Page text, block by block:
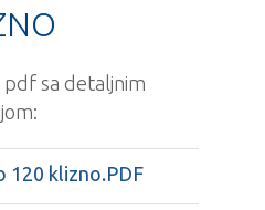
sa detaljnim
120 klizno.PDF